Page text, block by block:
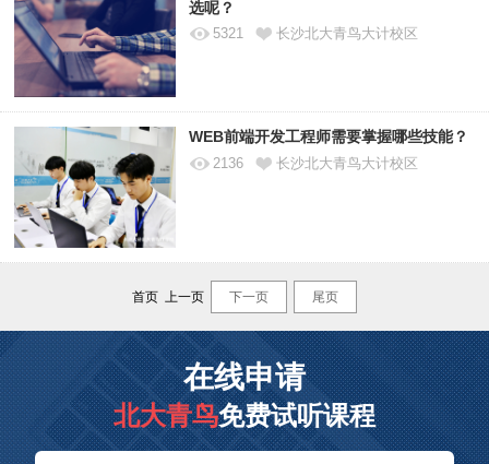
选呢？
5321 长沙北大青鸟大计校区
WEB前端开发工程师需要掌握哪些技能？
2136 长沙北大青鸟大计校区
首页 上一页 下一页 尾页
在线申请
北大青鸟免费试听课程